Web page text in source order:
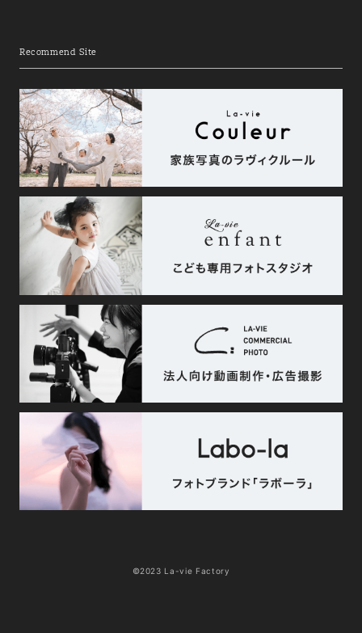
Recommend Site
©2023 La-vie Factory